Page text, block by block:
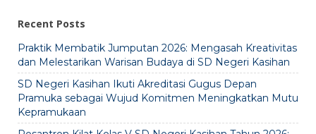
Recent Posts
Praktik Membatik Jumputan 2026: Mengasah Kreativitas
dan Melestarikan Warisan Budaya di SD Negeri Kasihan
SD Negeri Kasihan Ikuti Akreditasi Gugus Depan
Pramuka sebagai Wujud Komitmen Meningkatkan Mutu
Kepramukaan